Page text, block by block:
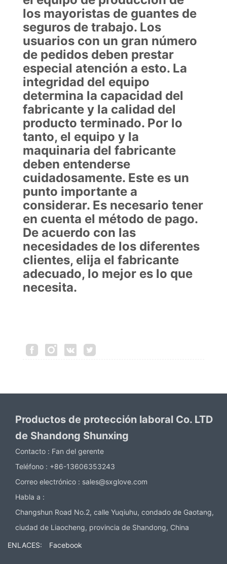
los mayoristas de guantes de
seguros de trabajo. Los
usuarios con un gran número
de pedidos deben prestar
especial atención a esto. La
integridad del equipo
determina la capacidad del
fabricante y la calidad del
producto terminado. Por lo
tanto, el equipo y la
maquinaria del fabricante
deben entenderse
cuidadosamente. Este es un
punto importante a
considerar. Es necesario tener
en cuenta el método de pago.
De acuerdo con las
necesidades de los diferentes
clientes, elija el fabricante
adecuado, lo mejor es lo que
necesita.
Productos de protección laboral Co. LTD
de Shandong Shunxing
Contacto : Fan del gerente
Teléfono : +86-13606353243
Correo electrónico : sales@sxglove.com
Habla a :
Changshun Road No.2, calle Yuqiuhu, condado de Gaotang,
ciudad de Liaocheng, provincia de Shandong, China
ENLACES: Facebook